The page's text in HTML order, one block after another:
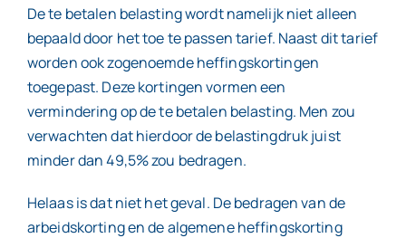
De te betalen belasting wordt namelijk niet alleen
bepaald door het toe te passen tarief. Naast dit tarief
worden ook zogenoemde heffingskortingen
toegepast. Deze kortingen vormen een
vermindering op de te betalen belasting. Men zou
verwachten dat hierdoor de belastingdruk juist
minder dan 49,5% zou bedragen.
Helaas is dat niet het geval. De bedragen van de
arbeidskorting en de algemene heffingskorting